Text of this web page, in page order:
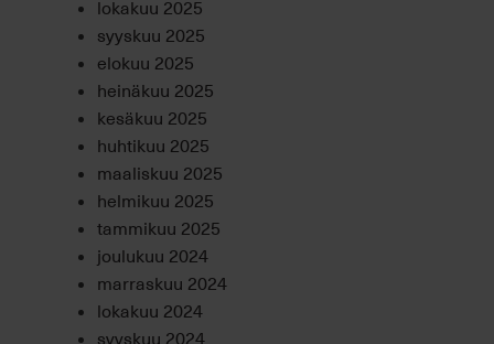
lokakuu 2025
syyskuu 2025
elokuu 2025
heinäkuu 2025
kesäkuu 2025
huhtikuu 2025
maaliskuu 2025
helmikuu 2025
tammikuu 2025
joulukuu 2024
marraskuu 2024
lokakuu 2024
syyskuu 2024